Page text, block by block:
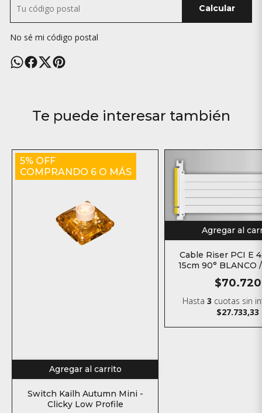
Calcular
No sé mi código postal
Te puede interesar también
5% OFF
COMPRANDO 6 O MÁS
Agregar al carrito
Switch Kailh Autumn Mini -
Clicky Low Profile
Agregar al
Cable Riser PCI E
15cm 90° BLANCO
$70.720
Hasta3 cuotas sin
$27.733,33